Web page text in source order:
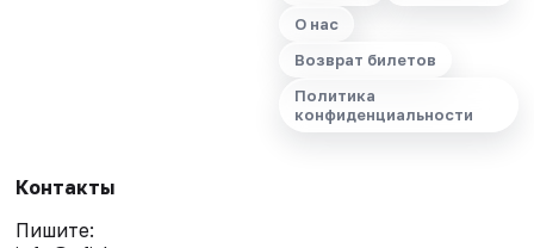
О нас
Возврат билетов
Политика
конфиденциальности
Контакты
Пишите: